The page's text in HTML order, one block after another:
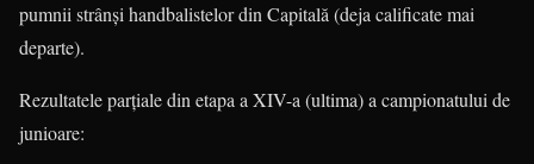
pumnii strânşi handbalistelor din Capitală (deja calificate mai
departe).
Rezultatele parţiale din etapa a XIV-a (ultima) a campionatului de
junioare: